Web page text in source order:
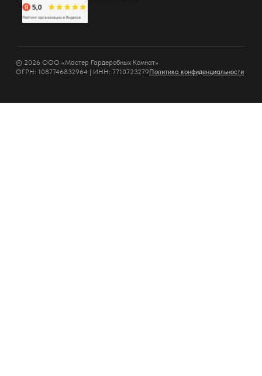
© 2026 ООО «Мастер Гардеробных Комнат»
ОГРН: 1087746832964 | ИНН: 7710723279Политика конфиденциальности